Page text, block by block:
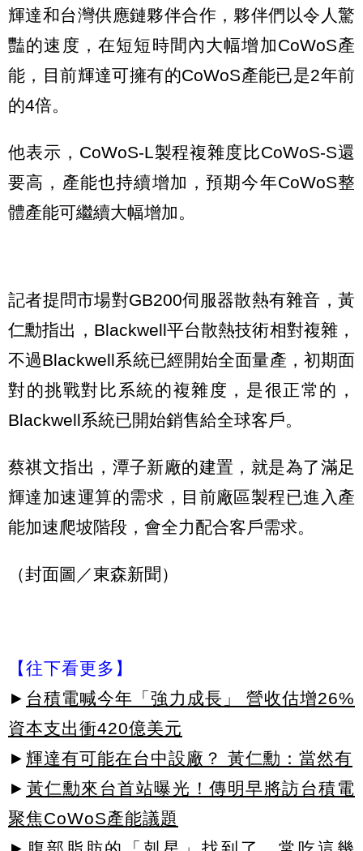
輝達和台灣供應鏈夥伴合作，夥伴們以令人驚
豔的速度，在短短時間內大幅增加CoWoS產
能，目前輝達可擁有的CoWoS產能已是2年前
的4倍。
他表示，CoWoS-L製程複雜度比CoWoS-S還
要高，產能也持續增加，預期今年CoWoS整
體產能可繼續大幅增加。
記者提問市場對GB200伺服器散熱有雜音，黃
仁勳指出，Blackwell平台散熱技術相對複雜，
不過Blackwell系統已經開始全面量產，初期面
對的挑戰對比系統的複雜度，是很正常的，
Blackwell系統已開始銷售給全球客戶。
蔡祺文指出，潭子新廠的建置，就是為了滿足
輝達加速運算的需求，目前廠區製程已進入產
能加速爬坡階段，會全力配合客戶需求。
（封面圖／東森新聞）
【往下看更多】
► 台積電喊今年「強力成長」 營收估增26%
資本支出衝420億美元
► 輝達有可能在台中設廠？ 黃仁勳：當然有
► 黃仁勳來台首站曝光！傳明早將訪台積電
聚焦CoWoS產能議題